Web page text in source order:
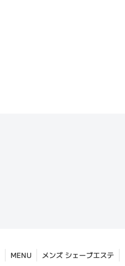
MENU メンズ シェーブエステ